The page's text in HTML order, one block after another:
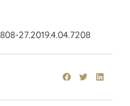
27.2019.4.04.7208